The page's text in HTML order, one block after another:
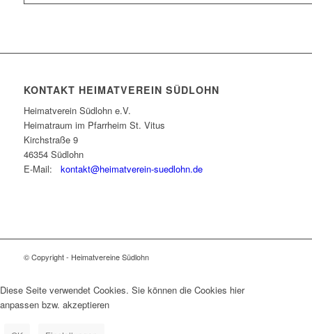
KONTAKT HEIMATVEREIN SÜDLOHN
Heimatverein Südlohn e.V.
Heimatraum im Pfarrheim St. Vitus
Kirchstraße 9
46354 Südlohn
E-Mail: kontakt@heimatverein-suedlohn.de
© Copyright - Heimatvereine Südlohn
Diese Seite verwendet Cookies. Sie können die Cookies hier
anpassen bzw. akzeptieren